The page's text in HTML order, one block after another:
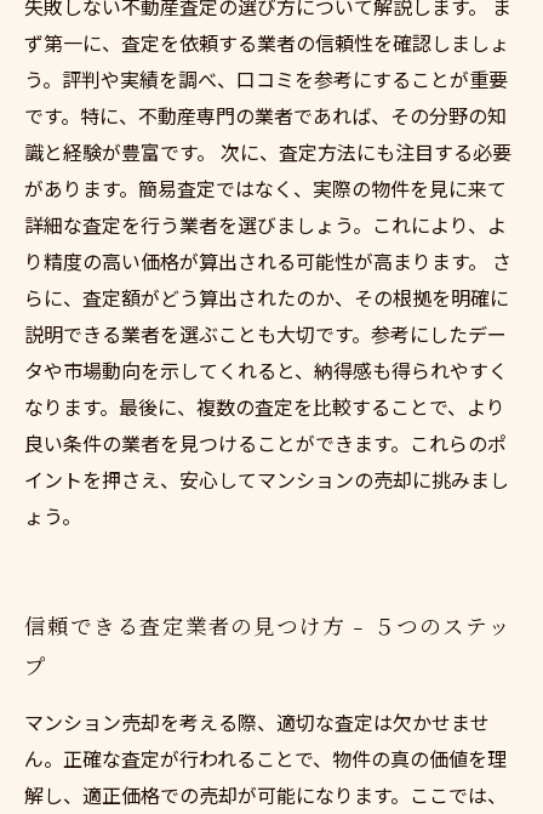
失敗しない不動産査定の選び方について解説します。 ま
ず第一に、査定を依頼する業者の信頼性を確認しましょ
う。評判や実績を調べ、口コミを参考にすることが重要
です。特に、不動産専門の業者であれば、その分野の知
識と経験が豊富です。 次に、査定方法にも注目する必要
があります。簡易査定ではなく、実際の物件を見に来て
詳細な査定を行う業者を選びましょう。これにより、よ
り精度の高い価格が算出される可能性が高まります。 さ
らに、査定額がどう算出されたのか、その根拠を明確に
説明できる業者を選ぶことも大切です。参考にしたデー
タや市場動向を示してくれると、納得感も得られやすく
なります。最後に、複数の査定を比較することで、より
良い条件の業者を見つけることができます。これらのポ
イントを押さえ、安心してマンションの売却に挑みまし
ょう。
信頼できる査定業者の見つけ方 - ５つのステッ
プ
マンション売却を考える際、適切な査定は欠かせませ
ん。正確な査定が行われることで、物件の真の価値を理
解し、適正価格での売却が可能になります。ここでは、